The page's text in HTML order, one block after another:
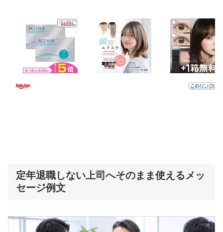
定年退職しない上司へそのまま使えるメッ
セージ例文